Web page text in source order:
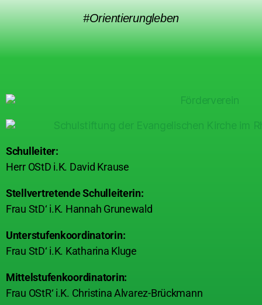
#Orientierungleben
Schulleiter:
Herr OStD i.K. David Krause
Stellvertretende Schulleiterin:
Frau StD‘ i.K. Hannah Grunewald
Unterstufenkoordinatorin:
Frau StD‘ i.K. Katharina Kluge
Mittelstufenkoordinatorin:
Frau OStR‘ i.K. Christina Alvarez-Brückmann